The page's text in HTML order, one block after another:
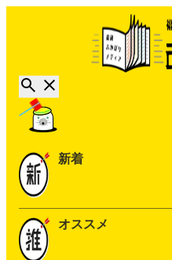
新着
オススメ